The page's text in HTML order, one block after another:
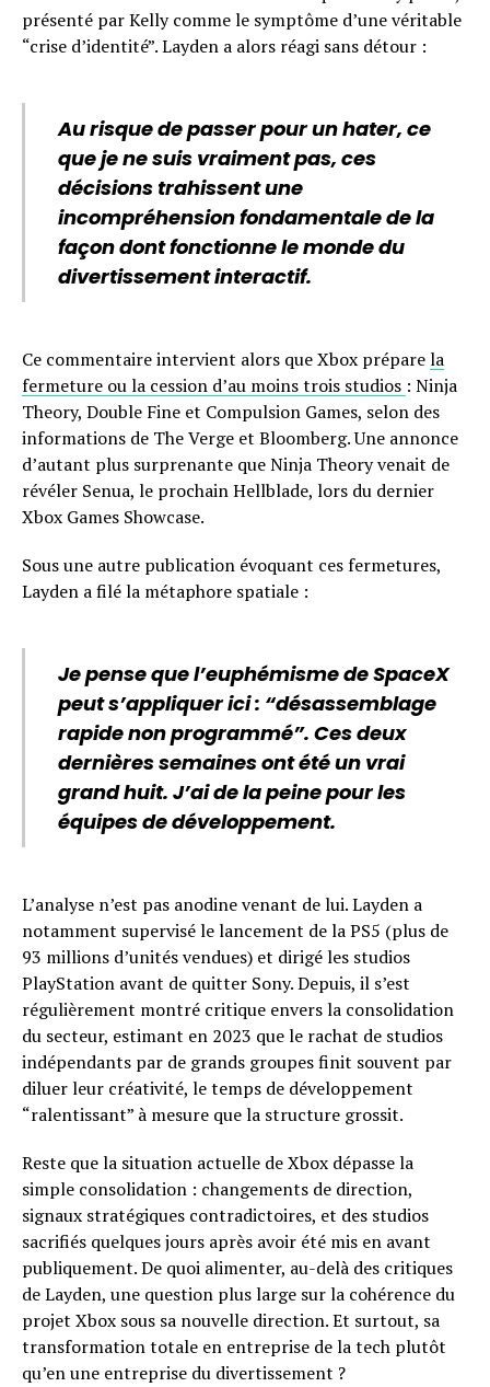
présenté par Kelly comme le symptôme d’une véritable
“crise d’identité”. Layden a alors réagi sans détour :
Au risque de passer pour un hater, ce
que je ne suis vraiment pas, ces
décisions trahissent une
incompréhension fondamentale de la
façon dont fonctionne le monde du
divertissement interactif.
Ce commentaire intervient alors que Xbox préparela
fermeture ou la cession d’au moins trois studios : Ninja
Theory, Double Fine et Compulsion Games, selon des
informations de The Verge et Bloomberg. Une annonce
d’autant plus surprenante que Ninja Theory venait de
révéler Senua, le prochain Hellblade, lors du dernier
Xbox Games Showcase.
Sous une autre publication évoquant ces fermetures,
Layden a filé la métaphore spatiale :
Je pense que l’euphémisme de SpaceX
peut s’appliquer ici : “désassemblage
rapide non programmé”. Ces deux
dernières semaines ont été un vrai
grand huit. J’ai de la peine pour les
équipes de développement.
L’analyse n’est pas anodine venant de lui. Layden a
notamment supervisé le lancement de la PS5 (plus de
93 millions d’unités vendues) et dirigé les studios
PlayStation avant de quitter Sony. Depuis, il s’est
régulièrement montré critique envers la consolidation
du secteur, estimant en 2023 que le rachat de studios
indépendants par de grands groupes finit souvent par
diluer leur créativité, le temps de développement
“ralentissant” à mesure que la structure grossit.
Reste que la situation actuelle de Xbox dépasse la
simple consolidation : changements de direction,
signaux stratégiques contradictoires, et des studios
sacrifiés quelques jours après avoir été mis en avant
publiquement. De quoi alimenter, au-delà des critiques
de Layden, une question plus large sur la cohérence du
projet Xbox sous sa nouvelle direction. Et surtout, sa
transformation totale en entreprise de la tech plutôt
qu’en une entreprise du divertissement ?